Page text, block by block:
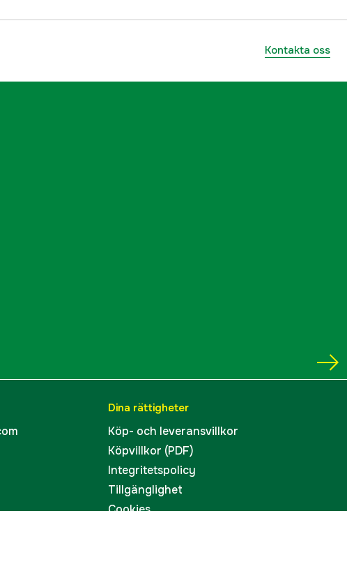
7340036009848
Kontakta oss
Dina rättigheter
Köp- och leveransvillkor
Köpvillkor (PDF)
Integritetspolicy
Tillgänglighet
Cookies